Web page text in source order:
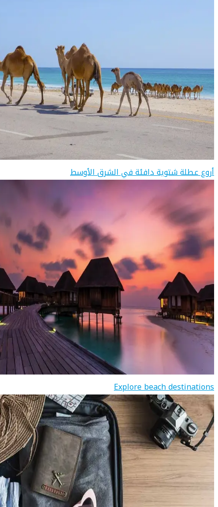
أروع عطلة شتوية دافئة في الشرق الأوسط
Explore beach destinations